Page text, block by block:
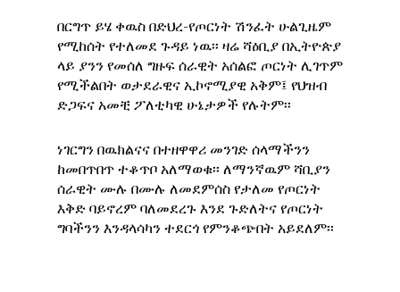
በርግጥ ይሄ ቀዉስ በድህረ-የጦርነት ሽንፈት ሁልጊዜም
የሚከሰት የተለመደ ጉዳይ ነዉ፡፡ ዛሬ ሻዕቢያ በኢትዮጵያ
ላይ ያንን የመሰለ ግዙፍ ሰራዊት አሰልፎ ጦርነት ሊገጥም
የሚችልበት ወታደራዊና ኢኮኖሚያዊ አቅም፤ የህዝብ
ድጋፍና አመቺ ፖለቲካዊ ሁኔታዎች የሉትም፡፡
ነገርግን በዉክልናና በተዘዋዋሪ መንገድ ሰላማችንን
ከመበጥበጥ ተቆጥቦ አለማወቁ፡፡ ለማንኛዉም ሻቢያን
ሰራዊት ሙሉ በሙሉ ለመደምሰስ የታለመ የጦርነት
እቅድ ባይኖረም ባለመደረጉ እንደ ጉድለትና የጦርነት
ግባችንን እንዳላሳካን ተደርጎ የምንቆጭበት አይደለም፡፡